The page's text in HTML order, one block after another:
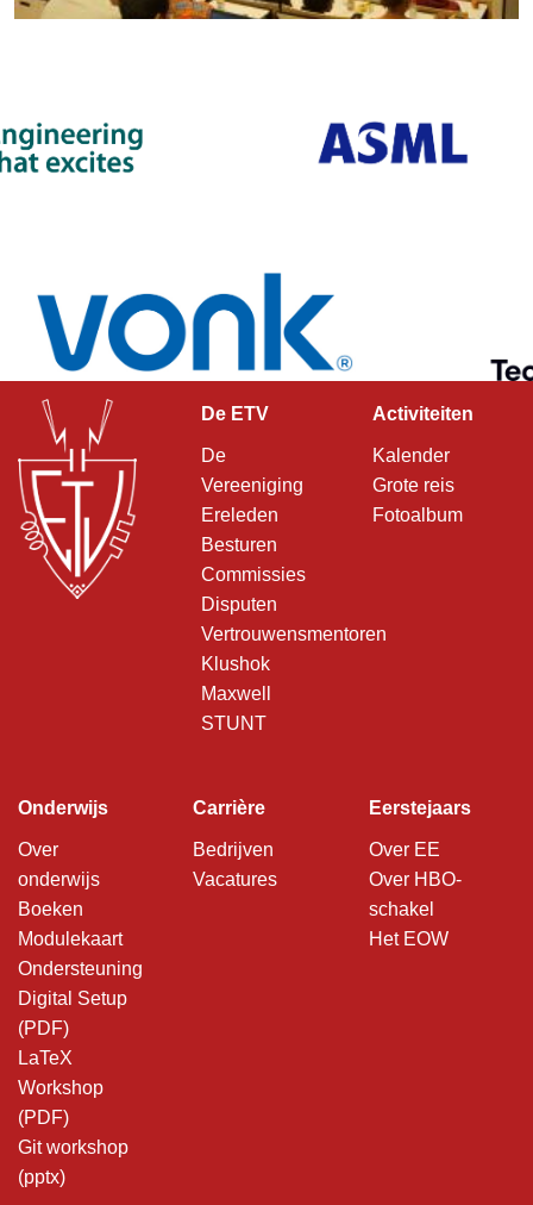
De ETV
De
Vereeniging
Ereleden
Besturen
Commissies
Disputen
Vertrouwensmentoren
Klushok
Maxwell
STUNT
Activiteiten
Kalender
Grote reis
Fotoalbum
Onderwijs
Over
onderwijs
Boeken
Modulekaart
Ondersteuning
Digital Setup
(PDF)
LaTeX
Workshop
(PDF)
Git workshop
(pptx)
Carrière
Bedrijven
Vacatures
Eerstejaars
Over EE
Over HBO-
schakel
Het EOW